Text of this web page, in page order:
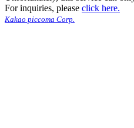
For inquiries, please click here.
Kakao piccoma Corp.